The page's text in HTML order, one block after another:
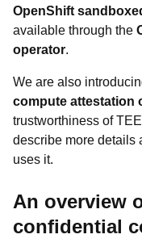
OpenShift
available through the
operator.
We are also
compute attestation
trustworthiness of
describe more details
uses it.
An overview
confidential